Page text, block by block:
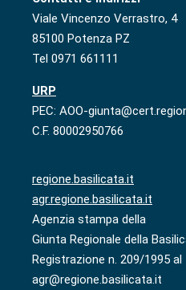
Viale Vincenzo Verrastro, 4
85100 Potenza PZ
Tel 0971 661111
URP
PEC: AOO-
C.F. 80002950766
regione.basilicata.it
agr.regione.basilicata.it
Agenzia stampa della
Giunta Regionale della
Registrazione n. 209/1995
agr@regione.basilicata.it